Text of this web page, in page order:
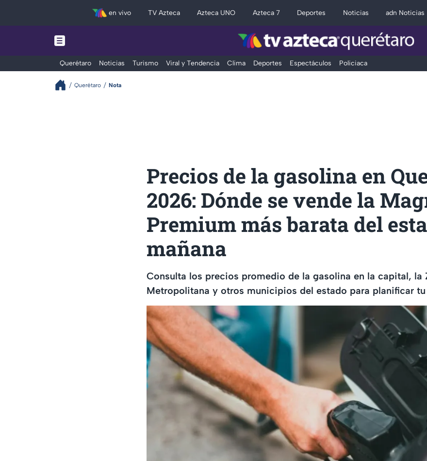
en vivo TV Azteca Azteca UNO Azteca 7 Deportes Noticias adn Noticias
Querétaro Noticias Turismo Viral y Tendencia Clima Deportes Espectáculos Policiaca
Querétaro Nota
Precios de la gasolina en
2026: Dónde se vende la
Premium más barata del
mañana
Consulta los precios promedio de la gasolina en la capital, la
Metropolitana y otros municipios del estado para planificar